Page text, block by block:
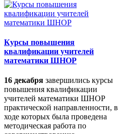
Курсы повышения
квалификации учителей
математики ШНОР
16 декабря завершились курсы
повышения квалификации
учителей математики ШНОР
практической направленности, в
ходе которых была проведена
методическая работа по